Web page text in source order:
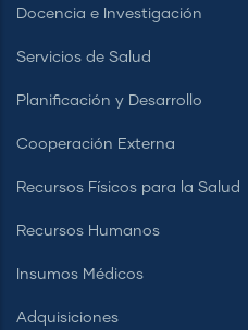
Docencia e Investigación
Servicios de Salud
Planificación y Desarrollo
Cooperación Externa
Recursos Físicos para la Salud
Recursos Humanos
Insumos Médicos
Adquisiciones